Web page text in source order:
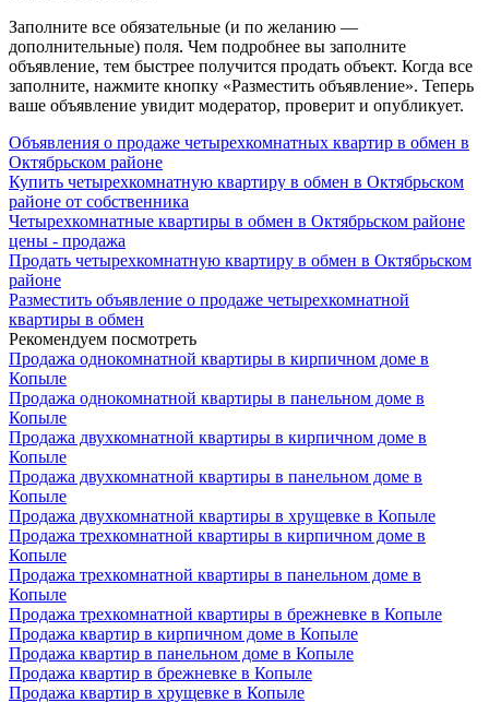
Заполните все обязательные (и по желанию —
дополнительные) поля. Чем подробнее вы заполните
объявление, тем быстрее получится продать объект. Когда все
заполните, нажмите кнопку «Разместить объявление». Теперь
ваше объявление увидит модератор, проверит и опубликует.
Объявления о продаже четырехкомнатных квартир в обмен в
Октябрьском районе
Купить четырехкомнатную квартиру в обмен в Октябрьском
районе от собственника
Четырехкомнатные квартиры в обмен в Октябрьском районе
цены - продажа
Продать четырехкомнатную квартиру в обмен в Октябрьском
районе
Разместить объявление о продаже четырехкомнатной
квартиры в обмен
Рекомендуем посмотреть
Продажа однокомнатной квартиры в кирпичном доме в
Копыле
Продажа однокомнатной квартиры в панельном доме в
Копыле
Продажа двухкомнатной квартиры в кирпичном доме в
Копыле
Продажа двухкомнатной квартиры в панельном доме в
Копыле
Продажа двухкомнатной квартиры в хрущевке в Копыле
Продажа трехкомнатной квартиры в кирпичном доме в
Копыле
Продажа трехкомнатной квартиры в панельном доме в
Копыле
Продажа трехкомнатной квартиры в брежневке в Копыле
Продажа квартир в кирпичном доме в Копыле
Продажа квартир в панельном доме в Копыле
Продажа квартир в брежневке в Копыле
Продажа квартир в хрущевке в Копыле